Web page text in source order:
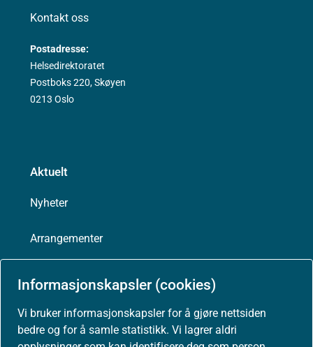
Informasjonskapsler (cookies)
Vi bruker informasjonskapsler for å gjøre nettsiden
bedre og for å samle statistikk. Vi lagrer aldri
Kontakt oss
Postadresse:
Helsedirektoratet
Postboks 220, Skøyen
0213 Oslo
Aktuelt
Nyheter
Arrangementer
Presse